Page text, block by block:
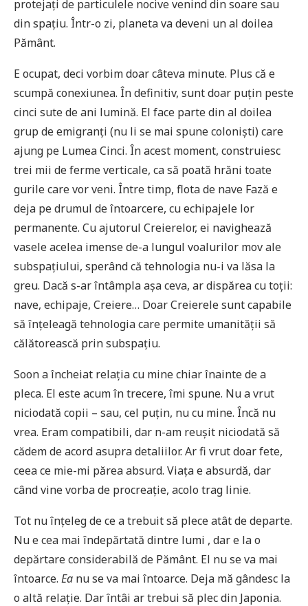
protejați de particulele nocive venind din soare sau
din spațiu. Într-o zi, planeta va deveni un al doilea
Pământ.
E ocupat, deci vorbim doar câteva minute. Plus că e
scumpă conexiunea. În definitiv, sunt doar puțin peste
cinci sute de ani lumină. El face parte din al doilea
grup de emigranți (nu li se mai spune coloniști) care
ajung pe Lumea Cinci. În acest moment, construiesc
trei mii de ferme verticale, ca să poată hrăni toate
gurile care vor veni. Între timp, flota de nave Fază e
deja pe drumul de întoarcere, cu echipajele lor
permanente. Cu ajutorul Creierelor, ei navighează
vasele acelea imense de-a lungul voalurilor mov ale
subspațiului, sperând că tehnologia nu-i va lăsa la
greu. Dacă s-ar întâmpla așa ceva, ar dispărea cu toții:
nave, echipaje, Creiere… Doar Creierele sunt capabile
să înțeleagă tehnologia care permite umanității să
călătorească prin subspațiu.
Soon a încheiat relația cu mine chiar înainte de a
pleca. El este acum în trecere, îmi spune. Nu a vrut
niciodată copii – sau, cel puțin, nu cu mine. Încă nu
vrea. Eram compatibili, dar n-am reușit niciodată să
cădem de acord asupra detaliilor. Ar fi vrut doar fete,
ceea ce mie-mi părea absurd. Viața e absurdă, dar
când vine vorba de procreație, acolo trag linie.
Tot nu înțeleg de ce a trebuit să plece atât de departe.
Nu e cea mai îndepărtată dintre lumi , dar e la o
depărtare considerabilă de Pământ. El nu se va mai
întoarce. Ea nu se va mai întoarce. Deja mă gândesc la
o altă relație. Dar întâi ar trebui să plec din Japonia.